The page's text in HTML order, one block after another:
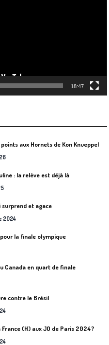
18:47
aux Hornets de Kon Knueppel
: la relève est déjà là
surprend et agace
2024
pour la finale olympique
Canada en quart de finale
contre le Brésil
France (H) aux JO de Paris 2024?